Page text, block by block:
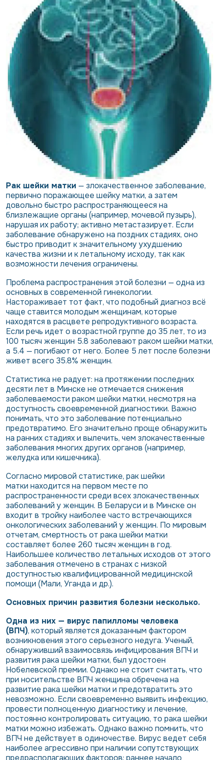
Рак шейки матки — злокачественное заболевание,
первично поражающее шейку матки, а затем
довольно быстро распространяющееся на
близлежащие органы (например, мочевой пузырь),
нарушая их работу; активно метастазирует. Если
заболевание обнаружено на поздних стадиях, оно
быстро приводит к значительному ухудшению
качества жизни и к летальному исходу, так как
возможности лечения ограничены.
Проблема распространения этой болезни — одна из
основных в современной гинекологии.
Настораживает тот факт, что подобный диагноз всё
чаще ставится молодым женщинам, которые
находятся в расцвете репродуктивного возраста.
Если речь идет о возрастной группе до 35 лет, то из
100 тысяч женщин 5.8 заболевают раком шейки матки,
а 5.4 — погибают от него. Более 5 лет после болезни
живет всего 35.8% женщин.
Статистика не радует: на протяжении последних
десяти лет в Минске не отмечается снижения
заболеваемости раком шейки матки, несмотря на
доступность своевременной диагностики. Важно
понимать, что это заболевание потенциально
предотвратимо. Его значительно проще обнаружить
на ранних стадиях и вылечить, чем злокачественные
заболевания многих других органов (например,
желудка или кишечника).
Согласно мировой статистике, рак шейки
матки находится на первом месте по
распространенности среди всех злокачественных
заболеваний у женщин. В Беларуси и в Минске он
входит в тройку наиболее часто встречающихся
онкологических заболеваний у женщин. По мировым
отчетам, смертность от рака шейки матки
составляет более 260 тысяч женщин в год.
Наибольшее количество летальных исходов от этого
заболевания отмечено в странах с низкой
доступностью квалифицированной медицинской
помощи (Мали, Уганда и др.).
Основных причин развития болезни несколько.
Одна из них — вирус папилломы человека
(ВПЧ), который является доказанным фактором
возникновения этого серьезного недуга. Ученый,
обнаруживший взаимосвязь инфицирования ВПЧ и
развития рака шейки матки, был удостоен
Нобелевской премии. Однако не стоит считать, что
при носительстве ВПЧ женщина обречена на
развитие рака шейки матки и предотвратить это
невозможно. Если своевременно выявить инфекцию,
провести полноценную диагностику и лечение,
постоянно контролировать ситуацию, то рака шейки
матки можно избежать. Однако важно помнить, что
ВПЧ не действует в одиночестве. Вирус ведет себя
наиболее агрессивно при наличии сопутствующих
предрасполагающих факторов: раннее начало